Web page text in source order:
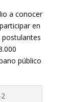
a conocer
en
postulantes
público